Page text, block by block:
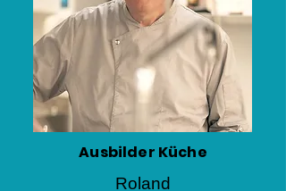
Ausbilder Küche
Roland